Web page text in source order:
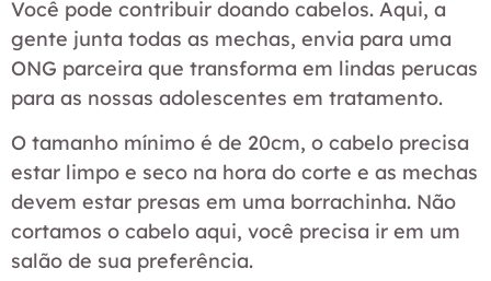
Você pode contribuir doando cabelos. Aqui, a
gente junta todas as mechas, envia para uma
ONG parceira que transforma em lindas perucas
para as nossas adolescentes em tratamento.
O tamanho mínimo é de 20cm, o cabelo precisa
estar limpo e seco na hora do corte e as mechas
devem estar presas em uma borrachinha. Não
cortamos o cabelo aqui, você precisa ir em um
salão de sua preferência.